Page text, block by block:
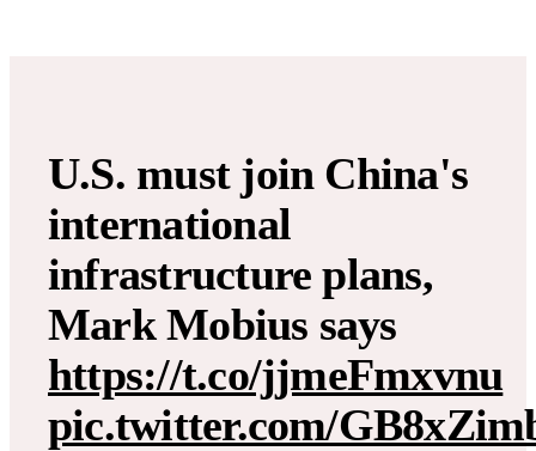
U.S. must join China's
international
infrastructure plans,
Mark Mobius says
https://t.co/jjmeFmxvnu
pic.twitter.com/